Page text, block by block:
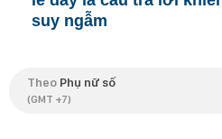
suy ngẫm
Theo Phụ nữ số
(GMT +7)